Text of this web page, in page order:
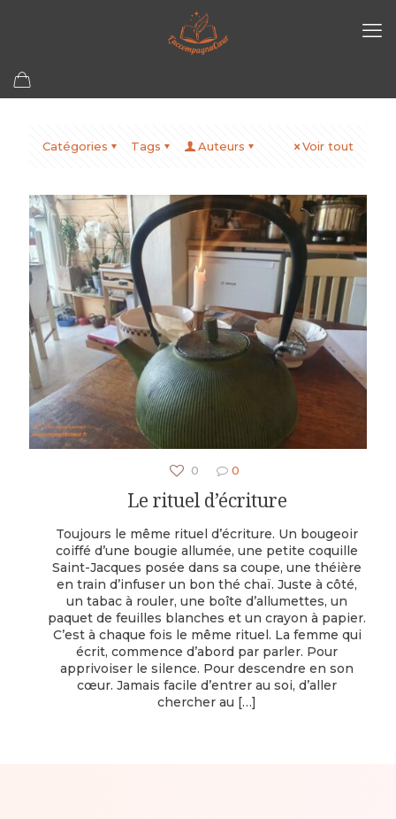
Catégories Tags Auteurs Voir tout
0 0
Le rituel d’écriture
Toujours le même rituel d’écriture. Un bougeoir
coiffé d’une bougie allumée, une petite coquille
Saint-Jacques posée dans sa coupe, une théière
en train d’infuser un bon thé chaï. Juste à côté,
un tabac à rouler, une boîte d’allumettes, un
paquet de feuilles blanches et un crayon à papier.
C’est à chaque fois le même rituel. La femme qui
écrit, commence d’abord par parler. Pour
apprivoiser le silence. Pour descendre en son
cœur. Jamais facile d’entrer au soi, d’aller
chercher au […]